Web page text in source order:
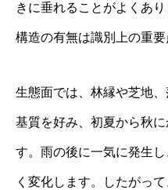
きに垂れることがよくあ
構造の有無は識別上の重要
生態面では、林縁や芝地
基質を好み、初夏から秋
す。雨の後に一気に発生
く変化します。したがっ